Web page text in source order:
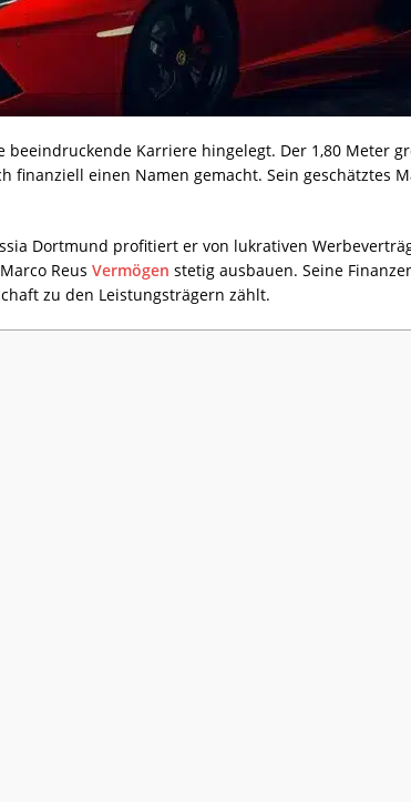
Karriere hingelegt. Der 1,80 Meter
einen Namen gemacht. Sein geschätztes
Dortmund profitiert er von lukrativen
Reus Vermögen stetig ausbauen. Seine
zu den Leistungsträgern zählt.